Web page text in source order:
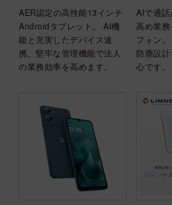
AER認定の高性能13インチ
Androidタブレット。 AI機
能と充実したデバイス連
携、堅牢な管理機能で法人
の業務効率を高めます。
AIで通
高め業
フォン
防塵設
心です。